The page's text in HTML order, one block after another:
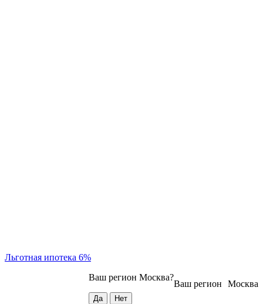
Льготная ипотека 6%
Москва
Ваш регион
Ваш регион Москва?